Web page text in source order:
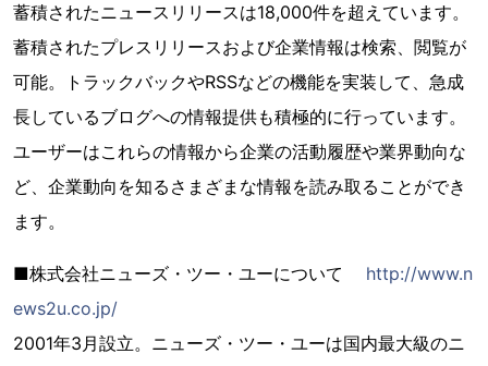
蓄積されたニュースリリースは18,000件を超えています。
蓄積されたプレスリリースおよび企業情報は検索、閲覧が
可能。トラックバックやRSSなどの機能を実装して、急成
長しているブログへの情報提供も積極的に行っています。
ユーザーはこれらの情報から企業の活動履歴や業界動向な
ど、企業動向を知るさまざまな情報を読み取ることができ
ます。
■株式会社ニューズ・ツー・ユーについて http://www.n
ews2u.co.jp/
2001年3月設立。ニューズ・ツー・ユーは国内最大級のニ